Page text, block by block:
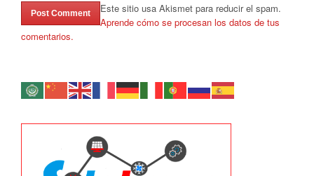
Este sitio usa Akismet para reducir el spam.
Aprende cómo se procesan los datos de tus
comentarios.